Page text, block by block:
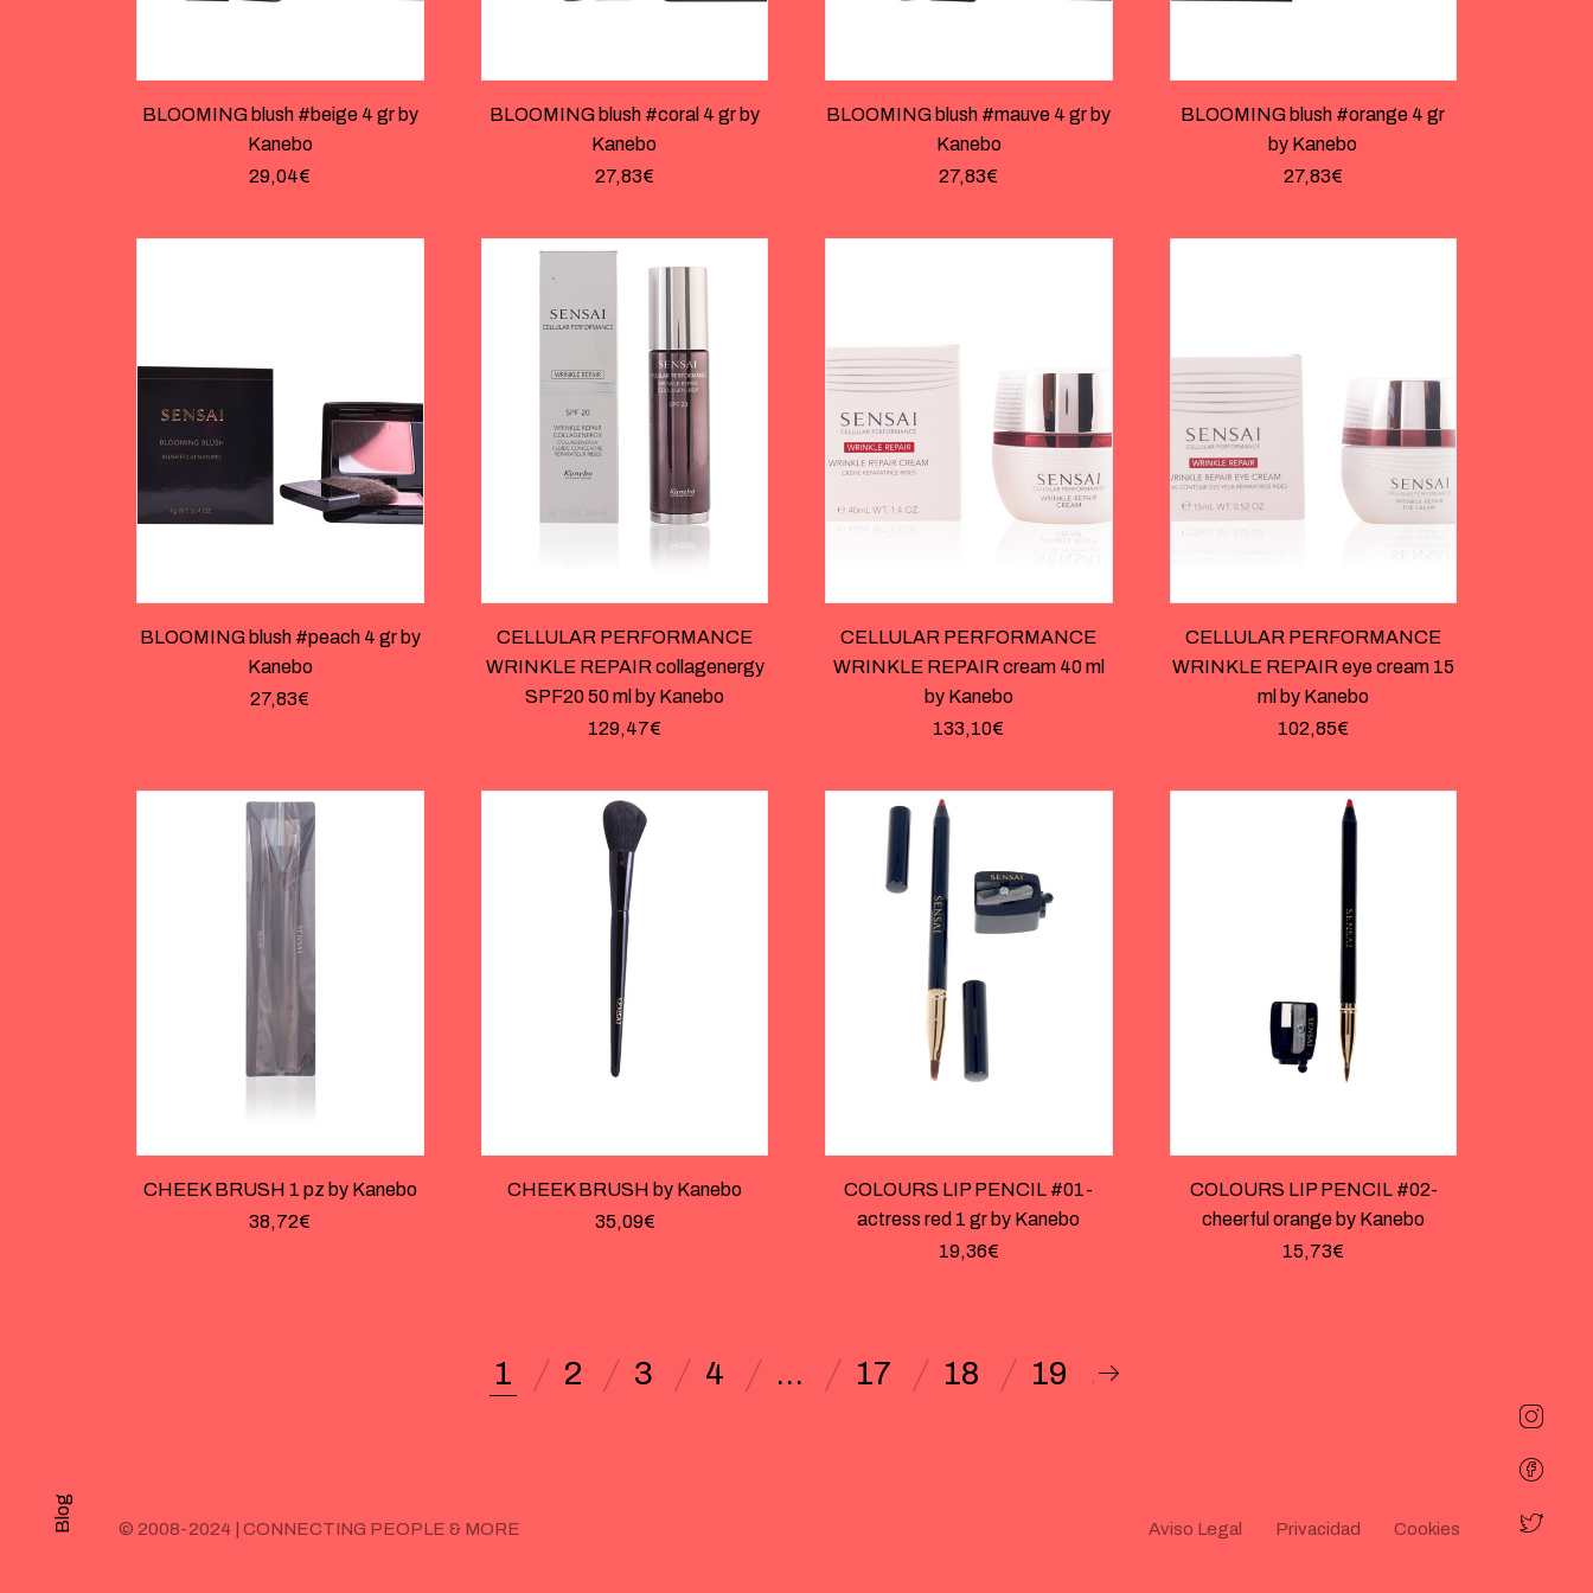
Blog
BLOOMING blush #beige 4 gr by
Kanebo
29,04€
BLOOMING blush #coral 4 gr by
Kanebo
27,83€
BLOOMING blush #mauve 4 gr by
Kanebo
27,83€
BLOOMING blush #orange 4 gr
by Kanebo
27,83€
BLOOMING blush #peach 4 gr by
Kanebo
27,83€
CELLULAR PERFORMANCE
WRINKLE REPAIR collagenergy
SPF20 50 ml by Kanebo
129,47€
CELLULAR PERFORMANCE
WRINKLE REPAIR cream 40 ml
by Kanebo
133,10€
CELLULAR PERFORMANCE
WRINKLE REPAIR eye cream 15
ml by Kanebo
102,85€
CHEEK BRUSH 1 pz by Kanebo
38,72€
CHEEK BRUSH by Kanebo
35,09€
COLOURS LIP PENCIL #01-
actress red 1 gr by Kanebo
19,36€
COLOURS LIP PENCIL #02-
cheerful orange by Kanebo
15,73€
1 2 3 4 … 17 18 19
© 2008-2024 | CONNECTING PEOPLE & MORE Aviso Legal Privacidad Cookies